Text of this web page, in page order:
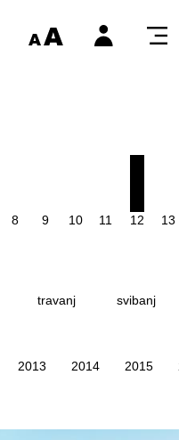
8 9 10 11 12 13
travanj svibanj
2013 2014 2015